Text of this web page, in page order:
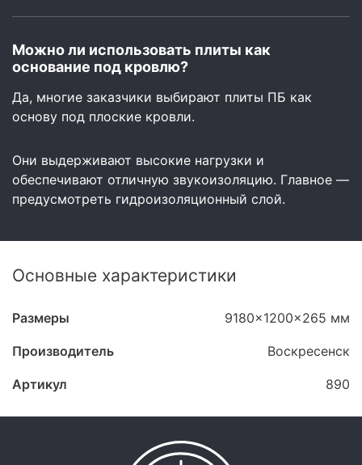
Можно ли использовать плиты как
основание под кровлю?
Да, многие заказчики выбирают плиты ПБ как
основу под плоские кровли.
Они выдерживают высокие нагрузки и
обеспечивают отличную звукоизоляцию. Главное —
предусмотреть гидроизоляционный слой.
Основные характеристики
Размеры 9180x1200x265 мм
Производитель Воскресенск
Артикул 890